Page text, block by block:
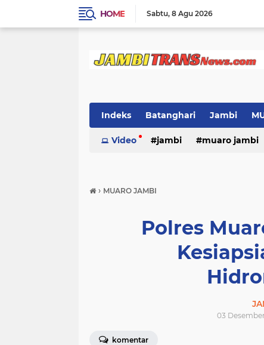
HOME Sabtu 8 Agu 2026
Indeks Batanghari Jambi
Video jambi muaro jambi
› MUARO JAMBI
Polres
03
komentar